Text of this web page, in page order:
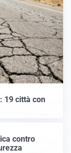
19 città con
contro